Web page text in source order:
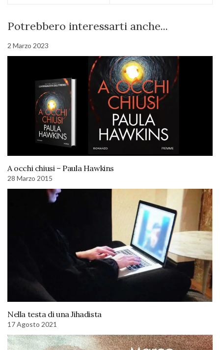
Potrebbero interessarti anche...
2 Marzo 2023
A occhi chiusi – Paula Hawkins
28 Marzo 2015
Nella testa di una Jihadista
17 Agosto 2021